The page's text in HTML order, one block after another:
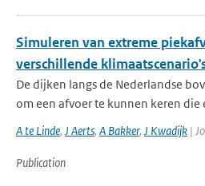
Simuleren van extreme
verschillende
De dijken langs de Nederlandse
om een afvoer te kunnen keren die
A te Linde, J Aerts, A Bakker, J Kwadijk |
Publication